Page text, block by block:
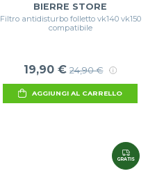
BIERRE STORE
Filtro antidisturbo folletto vk140 vk150
compatibile
19,90 € 24,90 €
AGGIUNGI AL CARRELLO
GRATIS